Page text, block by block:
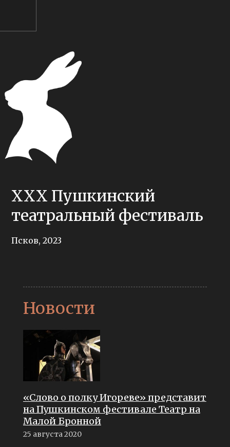
XXX Пушкинский
театральный фестиваль
Псков, 2023
Новости
«Слово о полку Игореве» представит
на Пушкинском фестивале Театр на
Малой Бронной
25 августа 2020